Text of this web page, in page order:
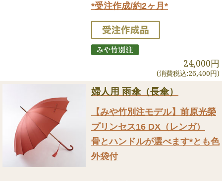
*受注作成/約2ヶ月*
24,000円
(消費税込:26,400円)
婦人用 雨傘（長傘）
【みや竹別注モデル】前原光榮
プリンセス16 DX（レンガ）
骨とハンドルが選べます*とも色
外袋付